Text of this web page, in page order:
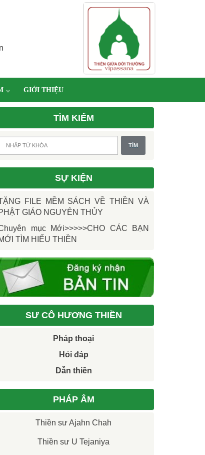
GIỚI THIỆU
TÌM KIẾM
SỰ KIỆN
FILE MỀM SÁCH VỀ THIỀN VÀ
GIÁO NGUYÊN THỦY
mục Mới>>>>>CHO CÁC BẠN
TÌM HIỂU THIỀN
SƯ CÔ HƯƠNG THIỀN
Pháp thoại
Hỏi đáp
Dẫn thiền
PHÁP ÂM
Thiền sư Ajahn Chah
Thiền sư U Tejaniya